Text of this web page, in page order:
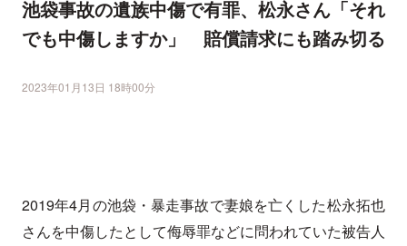
池袋事故の遺族中傷で有罪、松永さん「それ
でも中傷しますか」 賠償請求にも踏み切る
2023年01月13日 18時00分
2019年4月の池袋・暴走事故で妻娘を亡くした松永拓也
さんを中傷したとして侮辱罪などに問われていた被告人